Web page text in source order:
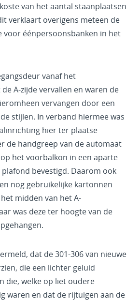
van het aantal staanplaatsen
verklaart overigens meteen de
voor éénpersoonsbanken in het
vanaf het
A-zijde vervallen en waren de
vervangen door een
stijlen. In verband hiermee was
hier ter plaatse
de handgreep van de automaat
het voorbalkon in een aparte
bevestigd. Daarom ook
nog gebruikelijke kartonnen
midden van het A-
was deze ter hoogte van de
dat de 301-306 van nieuwe
die een lichter geluid
die, welke op liet oudere
waren en dat de rijtuigen aan de